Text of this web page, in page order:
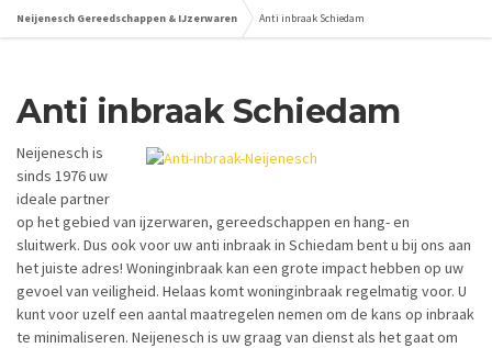
Neijenesch Gereedschappen & IJzerwaren Anti inbraak Schiedam
Anti inbraak Schiedam
Neijenesch is
sinds 1976 uw
ideale partner
op het gebied van ijzerwaren, gereedschappen en hang- en
sluitwerk. Dus ook voor uw anti inbraak in Schiedam bent u bij ons aan
het juiste adres! Woninginbraak kan een grote impact hebben op uw
gevoel van veiligheid. Helaas komt woninginbraak regelmatig voor. U
kunt voor uzelf een aantal maatregelen nemen om de kans op inbraak
te minimaliseren. Neijenesch is uw graag van dienst als het gaat om